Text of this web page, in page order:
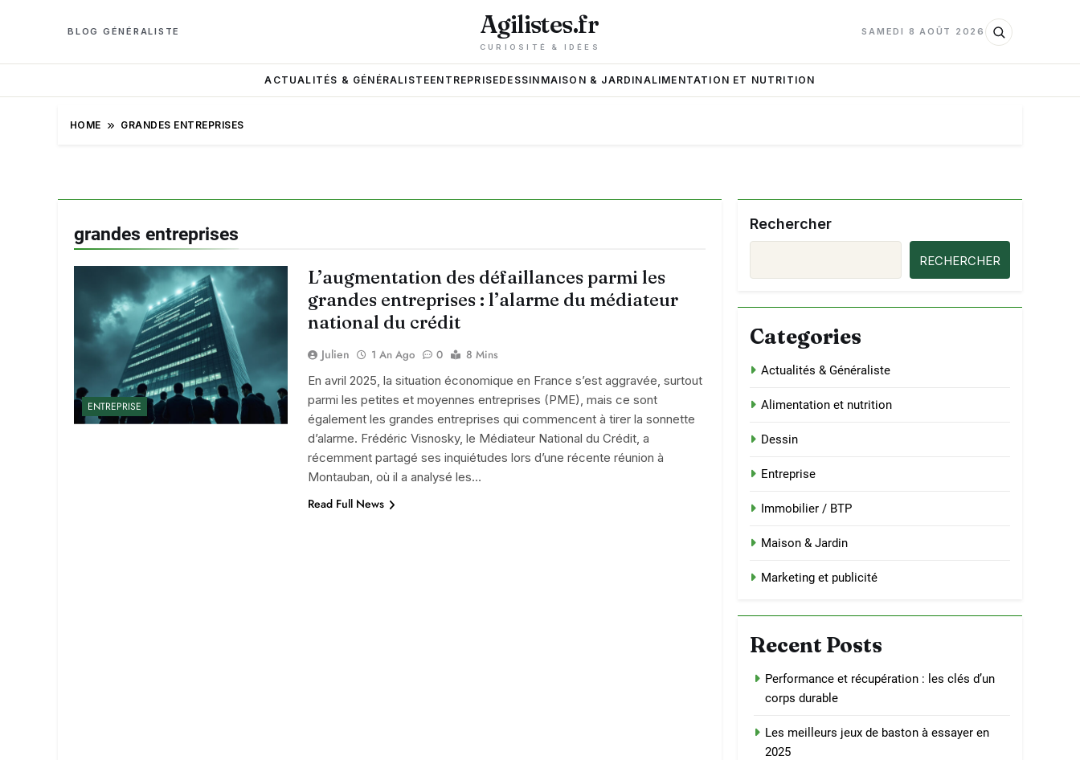
BLOG GÉNÉRALISTE Agilistes.fr
CURIOSITÉ & IDÉES
SAMEDI 8 AOÛT 2026
ACTUALITÉS & GÉNÉRALISTEENTREPRISEDESSIN MAISON & JARDINALIMENTATION ET NUTRITION
HOME GRANDES ENTREPRISES
grandes entreprises
ENTREPRISE
L’augmentation des défaillances parmi les
grandes entreprises : l’alarme du médiateur
national du crédit
Julien 1 An Ago 0
8 Mins
En avril 2025, la situation économique en France s’est aggravée, surtout
parmi les petites et moyennes entreprises (PME), mais ce sont
également les grandes entreprises qui commencent à tirer la sonnette
d’alarme. Frédéric Visnosky, le Médiateur National du Crédit, a
récemment partagé ses inquiétudes lors d’une récente réunion à
Montauban, où il a analysé les…
Read Full News
Rechercher
RECHERCHER
Categories
Actualités & Généraliste
Alimentation et nutrition
Dessin
Entreprise
Immobilier / BTP
Maison & Jardin
Marketing et publicité
Recent Posts
Performance et récupération : les clés d’un
corps durable
Les meilleurs jeux de baston à essayer en
2025